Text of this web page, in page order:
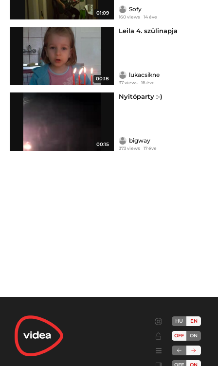
01:09
Sofy
160 views 14 éve
00:18
Leila 4. szülinapja
lukacsikne
37 views 16 éve
00:15
Nyitóparty :-)
bigway
373 views 17 éve
HU EN
OFF ON